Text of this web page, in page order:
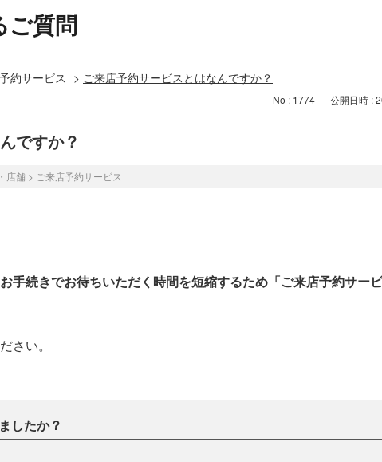
ご質問
約サービス > ご来店予約サービスとはなんですか？
No : 1774 公開日時 :
ですか？
店舗 > ご来店予約サービス
手続きでお待ちいただく時間を短縮するため「ご来店予約サー
さい。
したか？